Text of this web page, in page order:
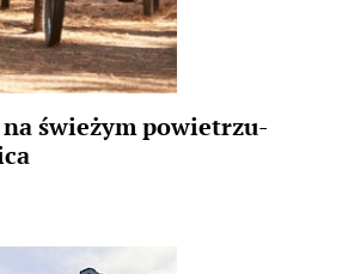
świeżym powietrzu-